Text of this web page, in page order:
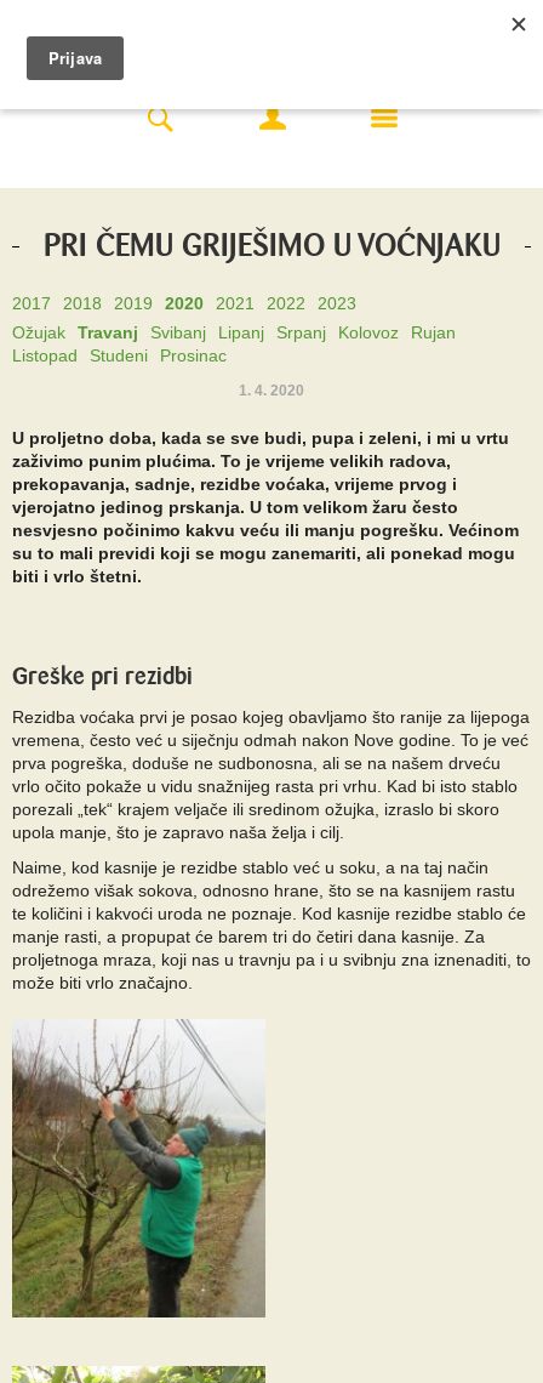
PRI ČEMU GRIJEŠIMO U VOĆNJAKU
2017 2018 2019 2020 2021 2022
2023
Ožujak
Travanj Svibanj Lipanj Srpanj Kolovoz
Rujan
Listopad
Studeni Prosinac
1. 4. 2020
U proljetno doba, kada se sve budi, pupa i zeleni, i mi u vrtu
zaživimo punim plućima. To je vrijeme velikih radova,
prekopavanja, sadnje, rezidbe voćaka, vrijeme prvog i
vjerojatno jedinog prskanja. U tom velikom žaru često
nesvjesno počinimo kakvu veću ili manju pogrešku. Većinom
su to mali previdi koji se mogu zanemariti, ali ponekad mogu
biti i vrlo štetni.
Greške pri rezidbi
Rezidba voćaka prvi je posao kojeg obavljamo što ranije za lijepoga
vremena, često već u siječnju odmah nakon Nove godine. To je već
prva pogreška, doduše ne sudbonosna, ali se na našem drveću
vrlo očito pokaže u vidu snažnijeg rasta pri vrhu. Kad bi isto stablo
porezali „tek“ krajem veljače ili sredinom ožujka, izraslo bi skoro
upola manje, što je zapravo naša želja i cilj.
Naime, kod kasnije je rezidbe stablo već u soku, a na taj način
odrežemo višak sokova, odnosno hrane, što se na kasnijem rastu
te količini i kakvoći uroda ne poznaje. Kod kasnije rezidbe stablo će
manje rasti, a propupat će barem tri do četiri dana kasnije. Za
proljetnoga mraza, koji nas u travnju pa i u svibnju zna iznenaditi, to
može biti vrlo značajno.